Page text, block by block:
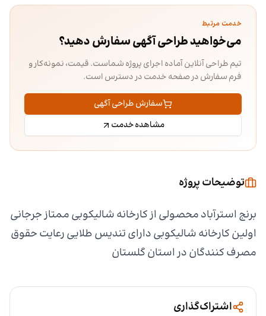
خدمت مرتبط
می‌خواهید طراحی آگهی سفارش دهید؟
تیم طراحی آنلاین آماده اجرای پروژه شماست. قیمت، نمونه‌کار و
فرم سفارش در صفحه خدمت در دسترس است.
سفارش طراحی آگهی
مشاهده خدمت
توضیحات پروژه
برنج استرآباد محصولی از کارخانه شالیکوبی ممتاز جرجانی
اولین کارخانه شالیکوبی دارای تندیس طلایی رعایت حقوق
مصرف کنندگان در استان گلستان
اشتراک‌گذاری